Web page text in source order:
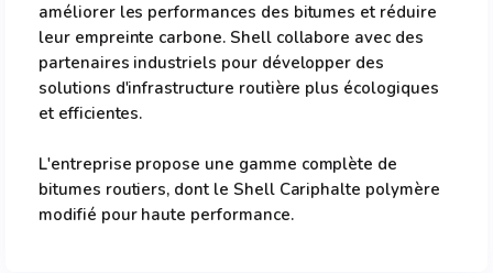
améliorer les performances des bitumes et réduire
leur empreinte carbone. Shell collabore avec des
partenaires industriels pour développer des
solutions d'infrastructure routière plus écologiques
et efficientes.
L'entreprise propose une gamme complète de
bitumes routiers, dont le Shell Cariphalte polymère
modifié pour haute performance.